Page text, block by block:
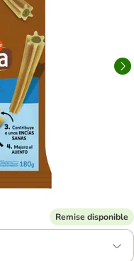
Remise disponible